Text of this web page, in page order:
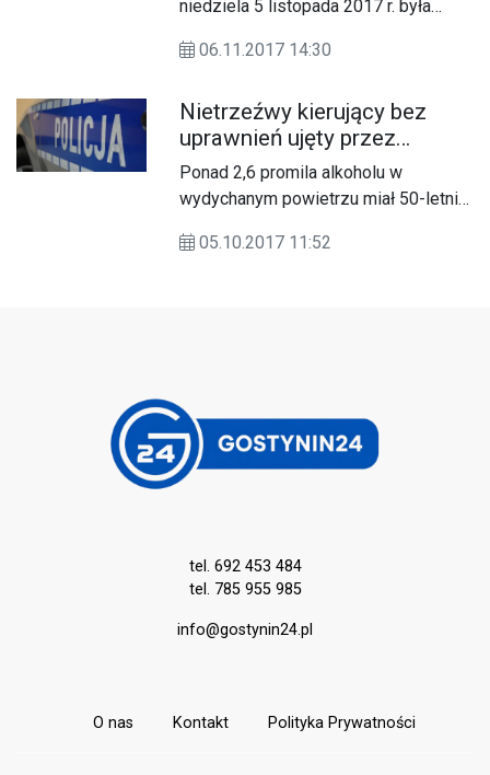
niedziela 5 listopada 2017 r. była
odnotowano 6 zdarzeń.
06.11.2017 14:30
Nietrzeźwy kierujący bez
uprawnień ujęty przez
mieszkańców Kluska
Ponad 2,6 promila alkoholu w
wydychanym powietrzu miał 50-letni
kierował samochodem w
przewoził pasażera, również
nietrzeźwego.
05.10.2017 11:52
tel. 692 453 484
tel. 785 955 985
info@gostynin24.pl
O nas Kontakt Polityka Prywatności